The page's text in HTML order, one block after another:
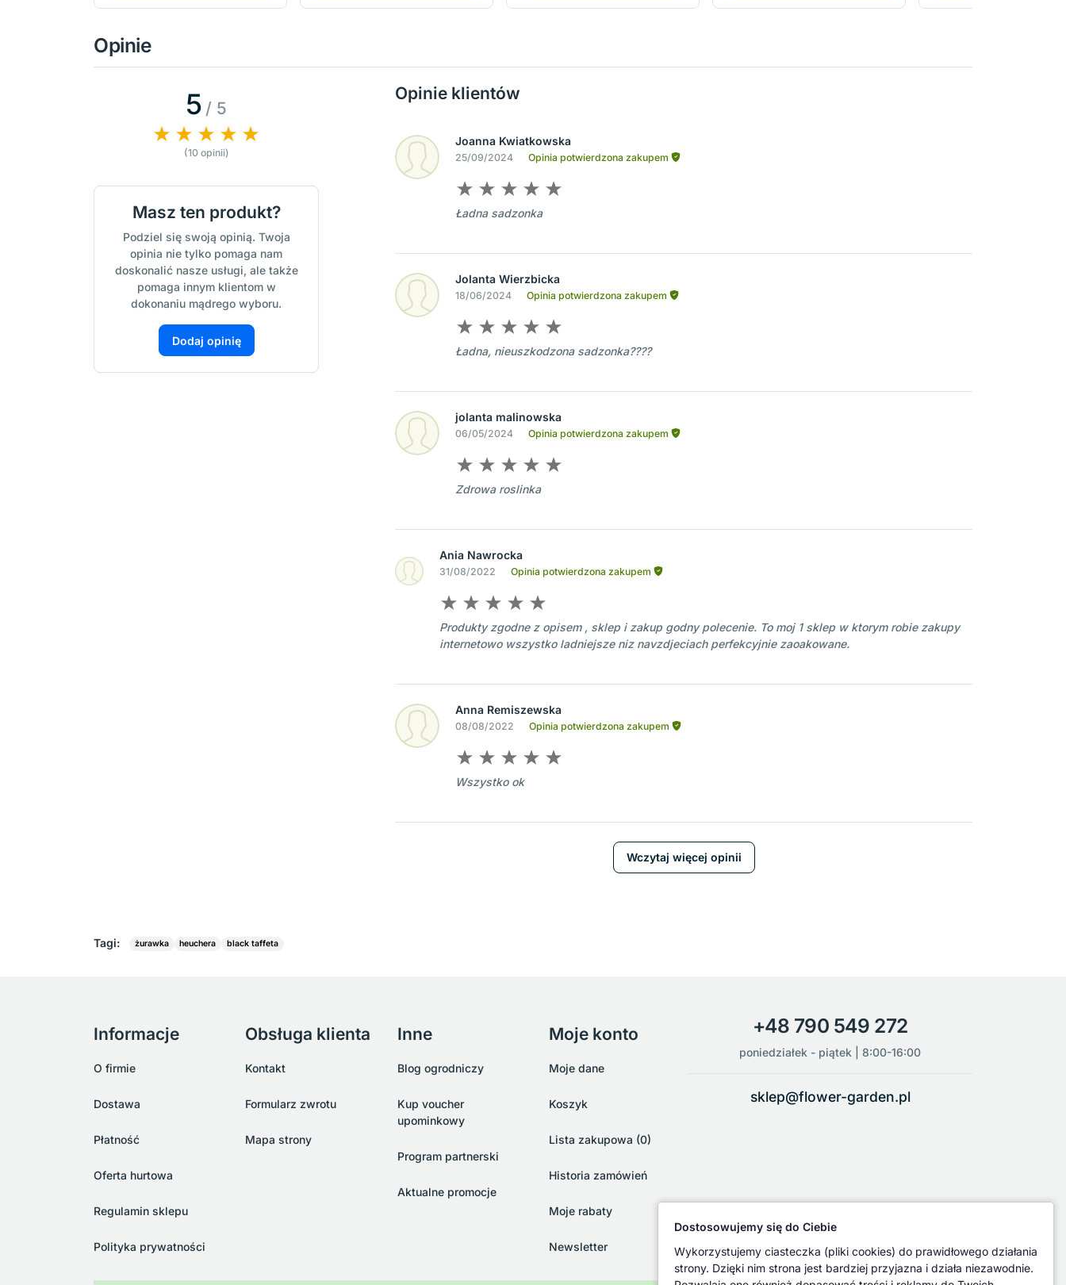
Opinie
5 / 5
(10 opinii)
Masz ten produkt?
Podziel się swoją opinią. Twoja
opinia nie tylko pomaga nam
doskonalić nasze usługi, ale także
pomaga innym klientom w
dokonaniu mądrego wyboru.
Dodaj opinię
Opinie klientów
Joanna Kwiatkowska
25/09/2024 Opinia potwierdzona zakupem
Ładna sadzonka
Jolanta Wierzbicka
18/06/2024 Opinia potwierdzona zakupem
Ładna, nieuszkodzona sadzonka????
jolanta malinowska
06/05/2024 Opinia potwierdzona zakupem
Zdrowa roslinka
Ania Nawrocka
31/08/2022 Opinia potwierdzona zakupem
Produkty zgodne z opisem , sklep i zakup godny polecenie. To moj 1 sklep w ktorym robie zakupy
internetowo wszystko ladniejsze niz navzdjeciach perfekcyjnie zaoakowane.
Anna Remiszewska
08/08/2022 Opinia potwierdzona zakupem
Wszystko ok
Wczytaj więcej opinii
Tagi: żurawka heuchera black taffeta
Informacje
O firmie
Dostawa
Płatność
Oferta hurtowa
Regulamin sklepu
Polityka prywatności
Obsługa klienta
Kontakt
Formularz zwrotu
Mapa strony
Inne
Blog ogrodniczy
Kup voucher
upominkowy
Program partnerski
Aktualne promocje
Moje konto
Moje dane
Koszyk
Lista zakupowa (0)
Historia zamówień
Moje rabaty
Newsletter
+48 790 549 272
poniedziałek - piątek | 8:00-16:00
sklep@flower-garden.pl
Dostosowujemy się do Ciebie
Wykorzystujemy ciasteczka (pliki cookies) do prawidłowego działania
strony. Dzięki nim strona jest bardziej przyjazna i działa niezawodnie.